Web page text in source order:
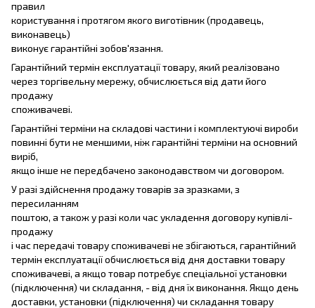
правил
користування і протягом якого виготівник (продавець,
виконавець)
виконує гарантійні зобов'язання.
Гарантійний термін експлуатації товару, який реалізовано
через торгівельну мережу, обчислюється від дати його
продажу
споживачеві.
Гарантійні терміни на складові частини і комплектуючі вироби
повинні бути не меншими, ніж гарантійні терміни на основний
виріб,
якщо інше не передбачено законодавством чи договором.
У разі здійснення продажу товарів за зразками, з
пересиланням
поштою, а також у разі коли час укладення договору купівлі-
продажу
і час передачі товару споживачеві не збігаються, гарантійний
термін експлуатації обчислюється від дня доставки товару
споживачеві, а якщо товар потребує спеціальної установки
(підключення) чи складання, - від дня їх виконання. Якщо день
доставки, установки (підключення) чи складання товару